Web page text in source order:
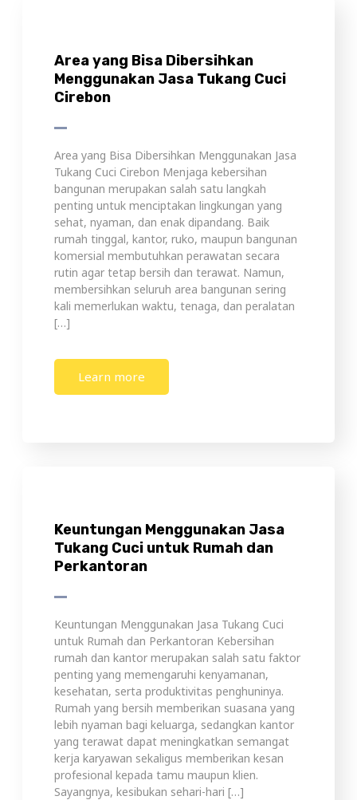
Area yang Bisa Dibersihkan
Menggunakan Jasa Tukang Cuci
Cirebon
Area yang Bisa Dibersihkan Menggunakan Jasa
Tukang Cuci Cirebon Menjaga kebersihan
bangunan merupakan salah satu langkah
penting untuk menciptakan lingkungan yang
sehat, nyaman, dan enak dipandang. Baik
rumah tinggal, kantor, ruko, maupun bangunan
komersial membutuhkan perawatan secara
rutin agar tetap bersih dan terawat. Namun,
membersihkan seluruh area bangunan sering
kali memerlukan waktu, tenaga, dan peralatan
[…]
Learn more
Keuntungan Menggunakan Jasa
Tukang Cuci untuk Rumah dan
Perkantoran
Keuntungan Menggunakan Jasa Tukang Cuci
untuk Rumah dan Perkantoran Kebersihan
rumah dan kantor merupakan salah satu faktor
penting yang memengaruhi kenyamanan,
kesehatan, serta produktivitas penghuninya.
Rumah yang bersih memberikan suasana yang
lebih nyaman bagi keluarga, sedangkan kantor
yang terawat dapat meningkatkan semangat
kerja karyawan sekaligus memberikan kesan
profesional kepada tamu maupun klien.
Sayangnya, kesibukan sehari-hari […]